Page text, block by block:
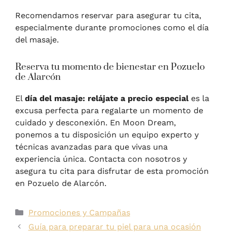
Recomendamos reservar para asegurar tu cita,
especialmente durante promociones como el día
del masaje.
Reserva tu momento de bienestar en Pozuelo
de Alarcón
El día del masaje: relájate a precio especiales la
excusa perfecta para regalarte un momento de
cuidado y desconexión. En Moon Dream,
ponemos a tu disposición un equipo experto y
técnicas avanzadas para que vivas una
experiencia única. Contacta con nosotros y
asegura tu cita para disfrutar de esta promoción
en Pozuelo de Alarcón.
Promociones y Campañas
Guía para preparar tu piel para una ocasión